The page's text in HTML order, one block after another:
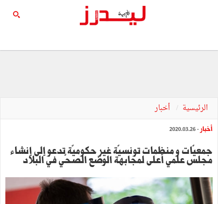
الرئيسية أخبار
أخبار - 2020.03.26
جمعيّات و منظمات تونسيّة غير حكوميّة تدعو إلى إنشاء
مجلس علمي أعلى لمجابهة الوضع الصحّي في البلاد